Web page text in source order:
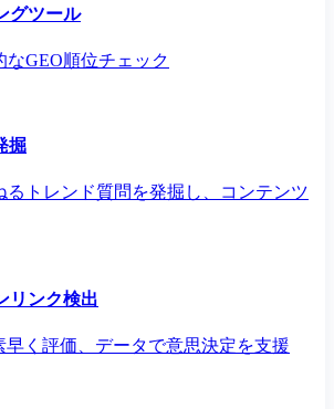
グツール
なGEO順位チェック
掘
トレンド質問を発掘し、コンテンツ
リンク検出
早く評価、データで意思決定を支援